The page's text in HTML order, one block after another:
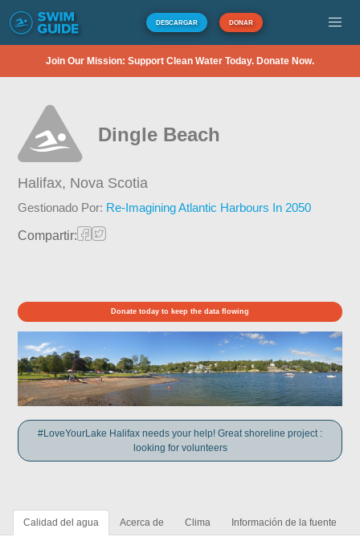
DESCARGAR DONAR
Join Our Mission: Support Clean Water Today. Donate Now.
Dingle Beach
Halifax, Nova Scotia
Gestionado Por: Re-Imagining Atlantic Harbours In 2050
Compartir:
Donate today to keep the data flowing
#LoveYourLake Halifax needs your help! Great shoreline project :
looking for volunteers
Calidad del agua Acerca de Clima Información de la fuente